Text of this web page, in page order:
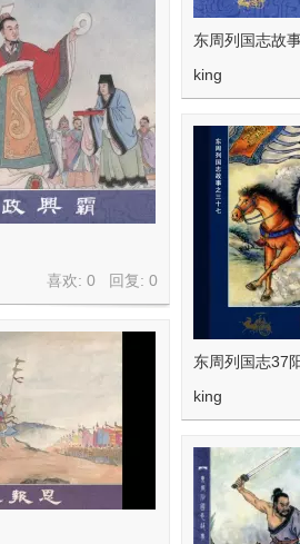
东周列国志故
king
喜欢: 0 回复: 0
东周列国志37
king